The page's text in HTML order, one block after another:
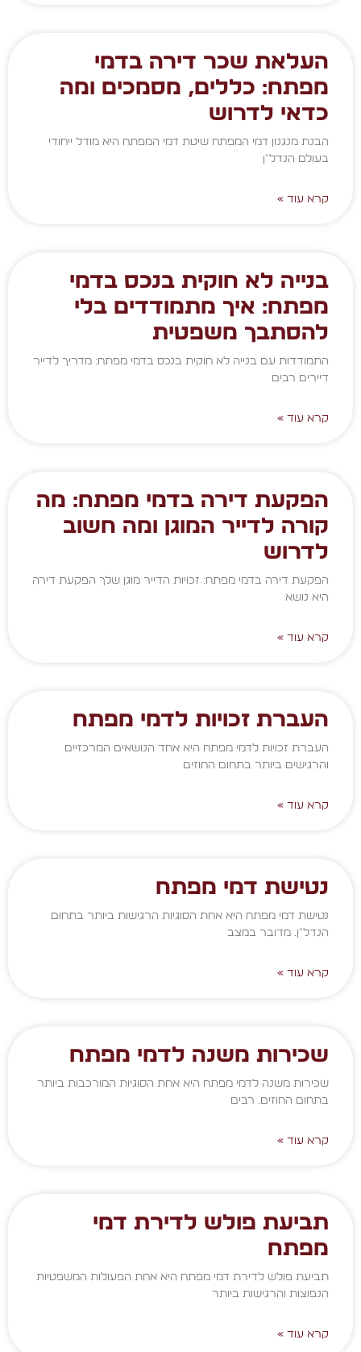
העלאת שכר דירה בדמי
מפתח: כללים, מסמכים ומה
כדאי לדרוש
הבנת מנגנון דמי המפתח שיטת דמי המפתח היא מודל ייחודי
בעולם הנדל"ן
קרא עוד »
בנייה לא חוקית בנכס בדמי
מפתח: איך מתמודדים בלי
להסתבך משפטית
התמודדות עם בנייה לא חוקית בנכס בדמי מפתח: מדריך לדייר
דיירים רבים
קרא עוד »
הפקעת דירה בדמי מפתח: מה
קורה לדייר המוגן ומה חשוב
לדרוש
הפקעת דירה בדמי מפתח: זכויות הדייר מוגן שלך הפקעת דירה
היא נושא
קרא עוד »
העברת זכויות לדמי מפתח
העברת זכויות לדמי מפתח היא אחד הנושאים המרכזיים
והרגישים ביותר בתחום החוזים
קרא עוד »
נטישת דמי מפתח
נטישת דמי מפתח היא אחת הסוגיות הרגישות ביותר בתחום
הנדל"ן. מדובר במצב
קרא עוד »
שכירות משנה לדמי מפתח
שכירות משנה לדמי מפתח היא אחת הסוגיות המורכבות ביותר
בתחום החוזים. רבים
קרא עוד »
תביעת פולש לדירת דמי
מפתח
תביעת פולש לדירת דמי מפתח היא אחת הפעולות המשפטיות
הנפוצות והרגישות ביותר
קרא עוד »